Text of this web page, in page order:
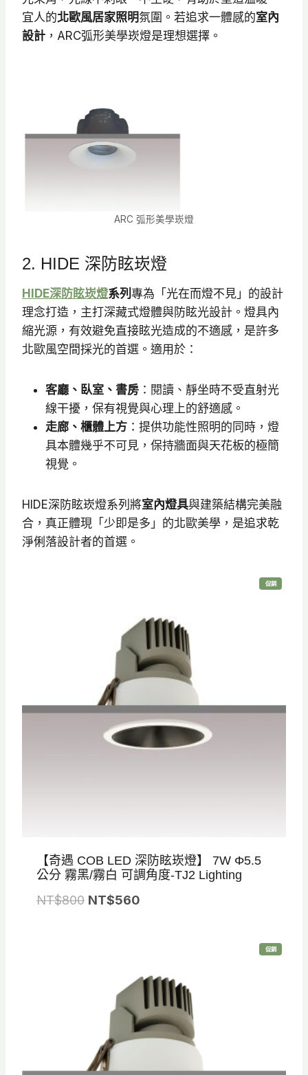
宜人的北歐風居家照明氛圍。若追求一體感的室內
設計 ，ARC弧形美學崁燈是理想選擇。
ARC 弧形美學崁燈
2. HIDE 深防眩崁燈
HIDE深防眩崁燈系列 專為「光在而燈不見」的設計
理念打造，主打深藏式燈體與防眩光設計。燈具內
縮光源，有效避免直接眩光造成的不適感，是許多
北歐風空間採光的首選。適用於：
客廳、臥室、書房 ：閱讀、靜坐時不受直射光
線干擾，保有視覺與心理上的舒適感。
走廊、櫃體上方 ：提供功能性照明的同時，燈
具本體幾乎不可見，保持牆面與天花板的極簡
視覺。
HIDE深防眩崁燈系列將室內燈具與建築結構完美融
合，真正體現「少即是多」的北歐美學，是追求乾
淨俐落設計者的首選。
促銷特
價
【奇遇 COB LED 深防眩崁燈】 7W Φ5.5
公分 霧黑/霧白 可調角度-TJ2 Lighting
NT$800 原
NT$560目
：
N
T
$
促銷特
價